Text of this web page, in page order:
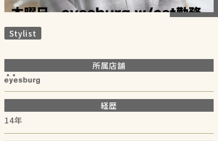
Stylist
所属店舗
eyesburg
経歴
14年